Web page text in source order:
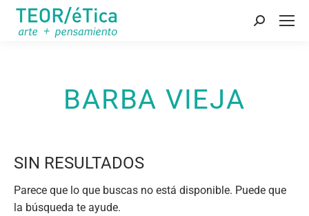
Buscar:
BARBA VIEJA
SIN RESULTADOS
Parece que lo que buscas no está disponible. Puede que
la búsqueda te ayude.